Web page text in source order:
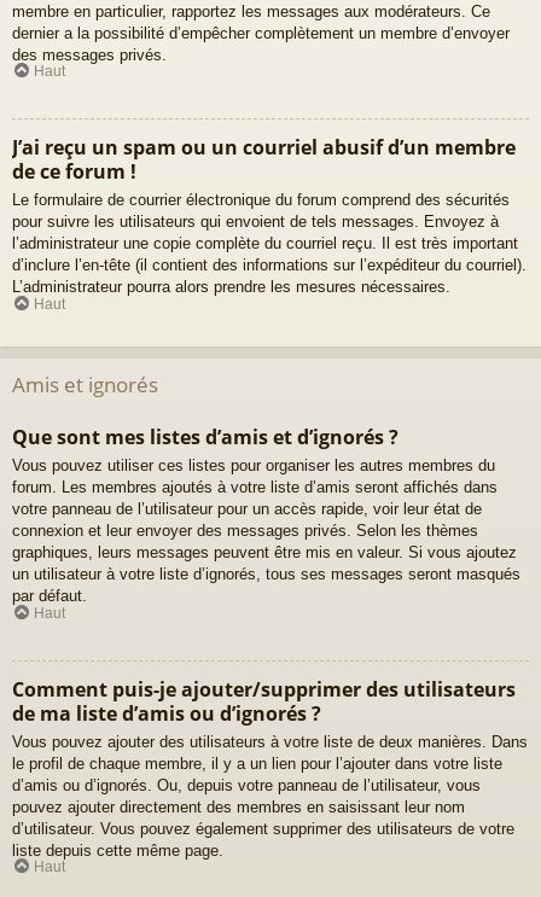
membre en particulier, rapportez les messages aux modérateurs. Ce
dernier a la possibilité d’empêcher complètement un membre d’envoyer
des messages privés.
Haut
J’ai reçu un spam ou un courriel abusif d’un membre
de ce forum !
Le formulaire de courrier électronique du forum comprend des sécurités
pour suivre les utilisateurs qui envoient de tels messages. Envoyez à
l’administrateur une copie complète du courriel reçu. Il est très important
d’inclure l’en-tête (il contient des informations sur l’expéditeur du courriel).
L’administrateur pourra alors prendre les mesures nécessaires.
Haut
Amis et ignorés
Que sont mes listes d’amis et d’ignorés ?
Vous pouvez utiliser ces listes pour organiser les autres membres du
forum. Les membres ajoutés à votre liste d’amis seront affichés dans
votre panneau de l’utilisateur pour un accès rapide, voir leur état de
connexion et leur envoyer des messages privés. Selon les thèmes
graphiques, leurs messages peuvent être mis en valeur. Si vous ajoutez
un utilisateur à votre liste d’ignorés, tous ses messages seront masqués
par défaut.
Haut
Comment puis-je ajouter/supprimer des utilisateurs
de ma liste d’amis ou d’ignorés ?
Vous pouvez ajouter des utilisateurs à votre liste de deux manières. Dans
le profil de chaque membre, il y a un lien pour l’ajouter dans votre liste
d’amis ou d’ignorés. Ou, depuis votre panneau de l’utilisateur, vous
pouvez ajouter directement des membres en saisissant leur nom
d’utilisateur. Vous pouvez également supprimer des utilisateurs de votre
liste depuis cette même page.
Haut